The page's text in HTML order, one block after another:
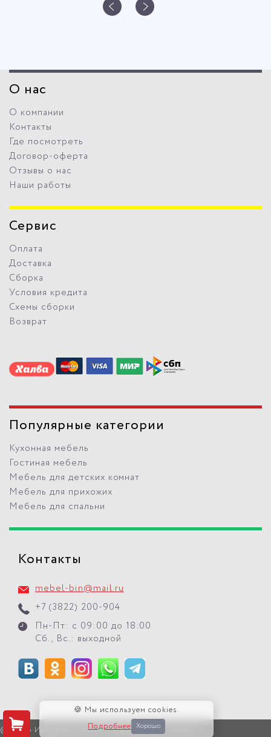
О нас
О компании
Контакты
Где посмотреть
Договор-оферта
Отзывы о нас
Наши работы
Сервис
Оплата
Доставка
Сборка
Условия кредита
Схемы сборки
Возврат
Популярные категории
Кухонная мебель
Гостиная мебель
Мебель для детских комнат
Мебель для прихожих
Мебель для спальни
Контакты
mebel-bin@mail.ru
+7 (3822) 200-904
Пн-Пт: с 09:00 до 18:00
Сб., Вс.: выходной
© 2026 Интернет-магазин "Мебель БиН" г. Томск
🍪 Мы используем cookies.
Подробнее Хорошо